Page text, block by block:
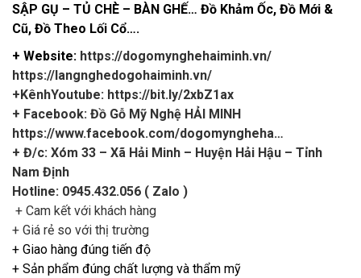
SẬP GỤ – TỦ CHÈ – BÀN GHẾ… Đồ Khảm Ốc, Đồ Mới &
Cũ, Đồ Theo Lối Cổ….
+ Website: https://dogomynghehaiminh.vn/
https://langnghedogohaiminh.vn/
+KênhYoutube: https://bit.ly/2xbZ1ax
+ Facebook: Đồ Gỗ Mỹ Nghệ HẢI MINH
https://www.facebook.com/dogomyngheha…
+ Đ/c: Xóm 33 – Xã Hải Minh – Huyện Hải Hậu – Tỉnh
Nam Định
Hotline: 0945.432.056 ( Zalo )
+ Cam kết với khách hàng
+ Giá rẻ so với thị trường
+ Giao hàng đúng tiến độ
+ Sản phẩm đúng chất lượng và thẩm mỹ